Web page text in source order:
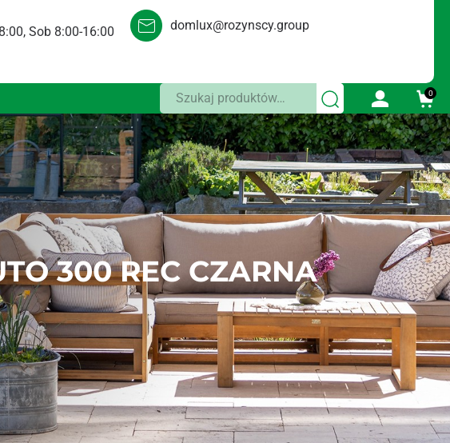
Sob 8:00-16:00 domlux@rozynscy.group
Szukaj: 0
300 REC CZARNA